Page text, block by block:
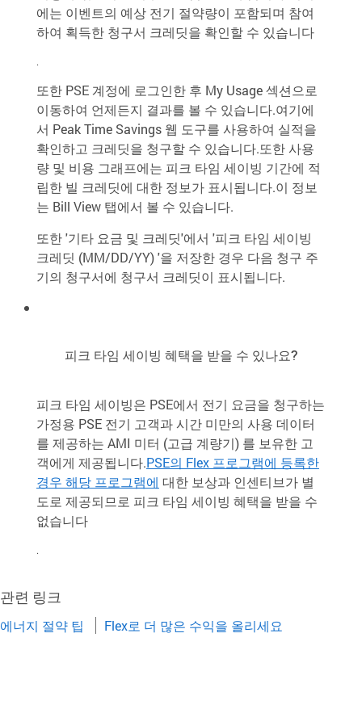
에는 이벤트의 예상 전기 절약량이 포함되며 참여
하여 획득한 청구서 크레딧을 확인할 수 있습니다
.
또한 PSE 계정에 로그인한 후 My Usage 섹션으로
이동하여 언제든지 결과를 볼 수 있습니다.여기에
서 Peak Time Savings 웹 도구를 사용하여 실적을
확인하고 크레딧을 청구할 수 있습니다.또한 사용
량 및 비용 그래프에는 피크 타임 세이빙 기간에 적
립한 빌 크레딧에 대한 정보가 표시됩니다.이 정보
는 Bill View 탭에서 볼 수 있습니다.
또한 '기타 요금 및 크레딧'에서 '피크 타임 세이빙
크레딧 (MM/DD/YY) '을 저장한 경우 다음 청구 주
기의 청구서에 청구서 크레딧이 표시됩니다.
피크 타임 세이빙 혜택을 받을 수 있나요?
피크 타임 세이빙은 PSE에서 전기 요금을 청구하는
가정용 PSE 전기 고객과 시간 미만의 사용 데이터
를 제공하는 AMI 미터 (고급 계량기) 를 보유한 고
객에게 제공됩니다.PSE의 Flex 프로그램에 등록한
경우 해당 프로그램에 대한 보상과 인센티브가 별
도로 제공되므로 피크 타임 세이빙 혜택을 받을 수
없습니다
.
관련 링크
에너지 절약 팁 Flex로 더 많은 수익을 올리세요